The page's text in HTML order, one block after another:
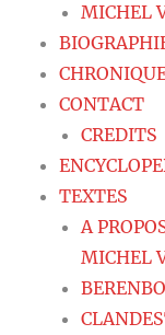
MICHEL
CONTACT
CREDITS
TEXTES
A
MICHEL